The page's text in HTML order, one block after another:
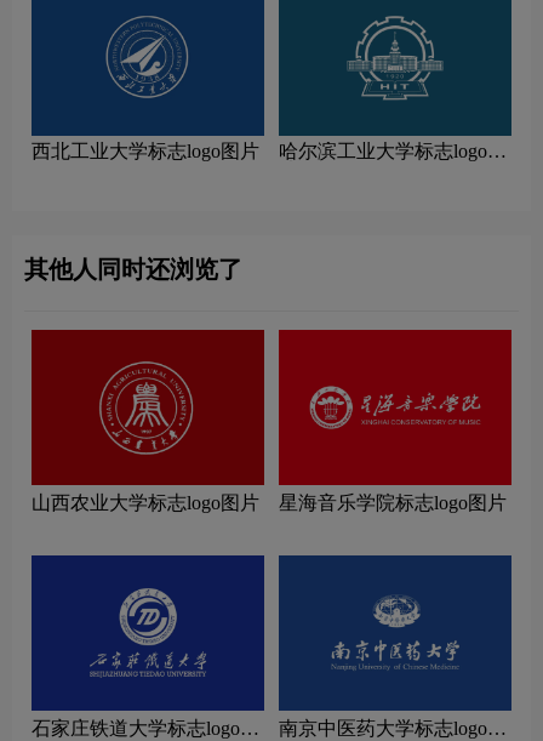
西北工业大学标志logo图片
哈尔滨工业大学标志logo图
其他人同时还浏览了
山西农业大学标志logo图片 星海音乐学院标志logo图片
石家庄铁道大学标志logo图
南京中医药大学标志logo图